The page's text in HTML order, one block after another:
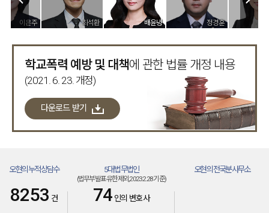
최석환 배윤녕 정경훈 김태연
학교폭력 예방 및 대책에 관한 법률 개정 내용
(2021. 6. 23. 개정)
다운로드 받기
오현의 누적상담수
8253 건
5대 법무법인
(법무부발표·유한제외, 2023.2.28 기준)
74 인의 변호사
오현의 전국분사무소